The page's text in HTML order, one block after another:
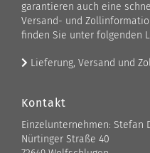
garantieren auch eine
Versand- und
finden Sie unter folgenden
Lieferung, Versand und
Kontakt
Einzelunternehmen: Stefan
Nürtinger Straße 40